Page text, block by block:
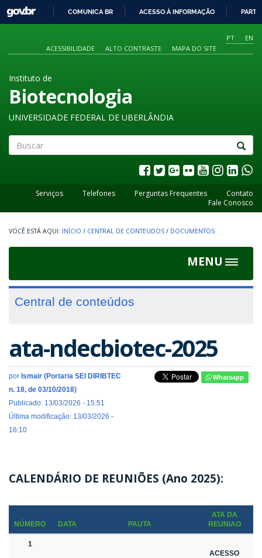
O
CONTEÚDO
GOVBR
COMUNICA BR ACESSO À INFORMAÇÃO
PT
EN
ACESSIBILIDADE
ALTO CONTRASTE MAPA DO SITE
Instituto de
Biotecnologia
UNIVERSIDADE FEDERAL DE UBERLÂNDIA
Serviços Telefones Perguntas Frequentes
Contato
Fale Conosco
INÍCIO / CENTRAL DE CONTEUDOS / DOCUMENTOS
MENU
Toggle
Central de conteúdos
ata-ndecbiotec-2025
por Ismair (Portaria SEI DIRIBTEC
n. 18, de 03/10/2018)
Publicado: 13/03/2026 - 15:51
Última modificação: 13/03/2026 -
16:10
Whatsapp
CALENDÁRIO DE REUNIÕES (Ano 2025):
NÚMERO DATA PAUTA
ATA DA
REUNIAO
1
ACESSO